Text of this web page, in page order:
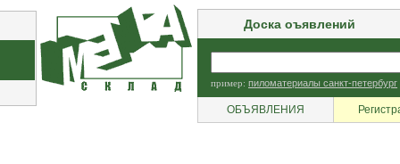
Доска оъявлений
пример: пиломатериалы санкт-петербург
ОБЪЯВЛЕНИЯ